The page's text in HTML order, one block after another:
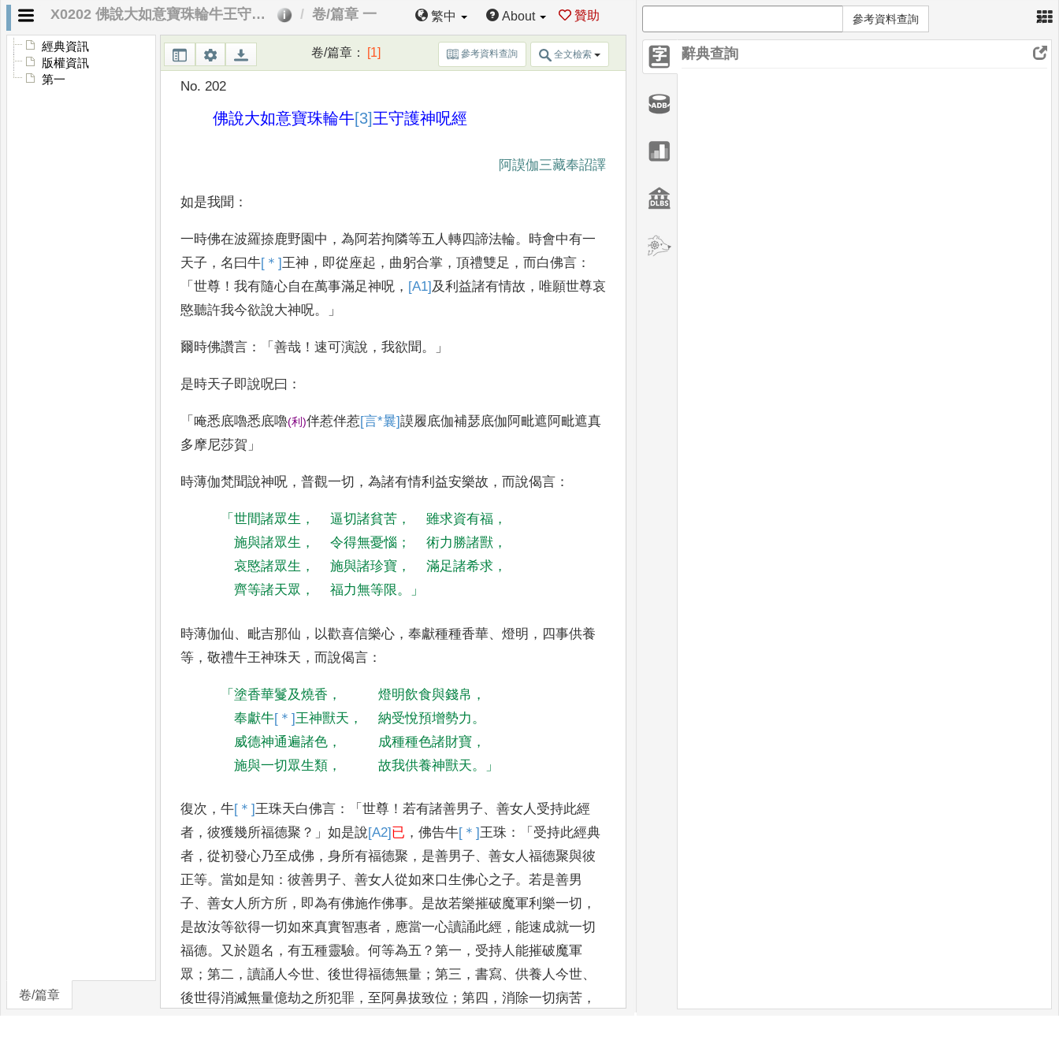
X0202 佛說大如意寶珠輪牛王守護神咒經 卷/篇章 一 繁中 About 贊助
經典資訊
版權資訊
第一
卷/篇章
卷/篇章 ： [1] 參考資料查詢 全文檢索
No. 202
佛說大如意寶珠輪牛[3]王守護神呪經
阿謨伽三藏奉詔譯
如是我聞 ：
一時佛在波羅捺鹿野園中 ， 為阿若拘隣等五人轉四諦法輪。 時會中有一
天子 ， 名曰牛[＊]王神 ， 即從座起 ， 曲躬合掌 ， 頂禮雙足 ， 而白佛言 ：
「 世尊 ！ 我有隨心自在萬事滿足神呪 ， [A1] 及利益諸有情故 ， 唯願世尊哀
愍聽許我今欲說大神呪。」
爾時佛讚言 ：「 善哉 ！ 速可演說 ， 我欲聞。」
是時天子即說呪曰 ：
「 唵悉底嚕悉底嚕(利 )伴惹伴惹[言*曩]謨履底伽補瑟底伽阿毗遮阿毗遮真
多摩尼莎賀 」
時薄伽梵聞說神呪 ， 普觀一切 ， 為諸有情利益安樂故 ， 而說偈言 ：
「 世間諸眾生 ， 逼切諸貧苦 ， 雖求資有福 ，
施與諸眾生 ， 令得無憂惱 ； 術力勝諸獸 ，
哀愍諸眾生 ， 施與諸珍寶 ， 滿足諸希求 ，
齊等諸天眾 ， 福力無等限。」
時薄伽仙、 毗吉那仙 ， 以歡喜信樂心 ， 奉獻種種香華、 燈明 ， 四事供養
等 ， 敬禮牛王神珠天 ， 而說偈言 ：
「 塗香華鬘及燒香 ， 燈明飲食與錢帛 ，
奉獻牛[＊]王神獸天 ， 納受悅預增勢力。
威德神通遍諸色 ， 成種種色諸財寶 ，
施與一切眾生類 ， 故我供養神獸天。」
復次 ， 牛[＊]王珠天白佛言 ：「 世尊 ！ 若有諸善男子、 善女人 受持此經
者 ， 彼獲幾所福德聚 ？」 如是說[A2] 已 ， 佛告牛[＊]王珠 ：「 受持此經典
者 ， 從初發心乃至成佛 ， 身所有福德聚 ， 是善男子、 善女人福德聚與彼
正等。 當如是知 ： 彼善男子、 善女人從如來口生佛心之子。 若是善男
子、 善女人所方所 ， 即為有佛施作佛事。 是故若樂摧破魔軍利樂一切 ，
是故汝等欲得一切如來真實智惠者 ， 應當一心讀誦此經 ， 能速成就一切
福德。 又於題名 ， 有五種靈驗。 何等為五 ？ 第一 ， 受持人能摧破魔軍
眾 ； 第二 ， 讀誦人今世、 後世得福德無量 ； 第三 ， 書寫、 供養人今世、
後世得消滅無量億劫之所犯罪 ， 至阿鼻拔致位 ； 第四 ， 消除一切病苦 ，
×
參考資料查詢
辭典查詢